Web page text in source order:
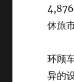
休旅
环顾
异的